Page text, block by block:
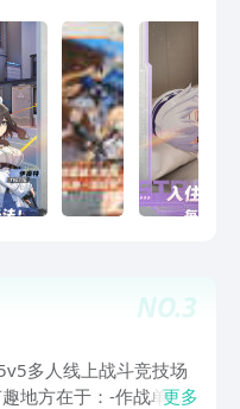
、金币抢夺……等各种
，快来pick你的心动玩
NO.3
多人线上战斗竞技场
趣地方在于：-作战单元
更多